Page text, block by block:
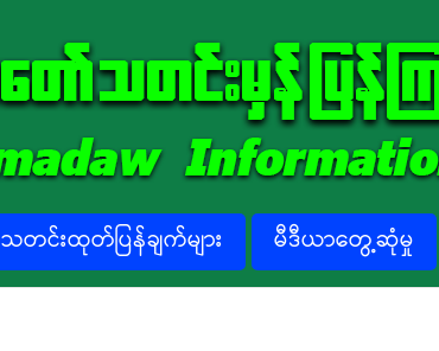
သတင်းထုတ်ပြန်ချက်များ မီဒီယာတွေ့ဆုံမှု